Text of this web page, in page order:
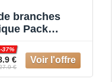
branches
Pack
€
-37%
€